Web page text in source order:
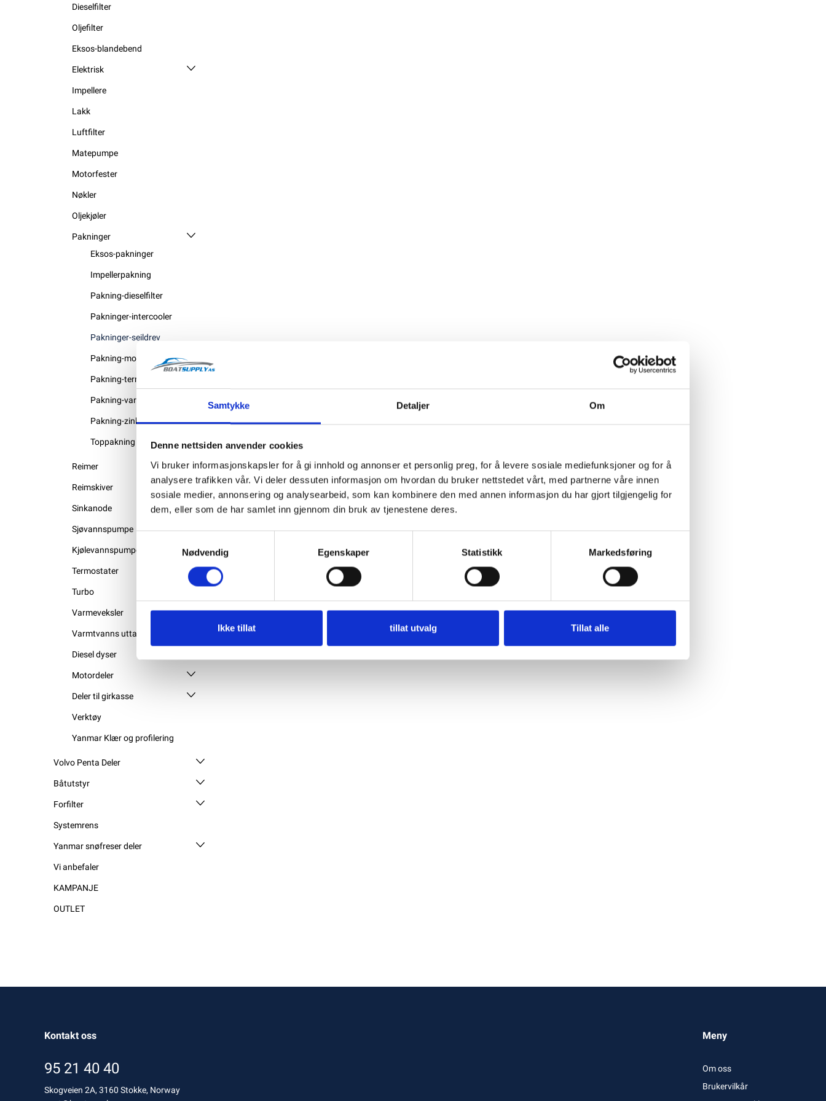
Samtykke Detaljer Om
Denne nettsiden anvender cookies
Vi bruker informasjonskapsler for å gi innhold og annonser et personlig preg, for å levere sosiale mediefunksjoner og for å
analysere trafikken vår. Vi deler dessuten informasjon om hvordan du bruker nettstedet vårt, med partnerne våre innen
sosiale medier, annonsering og analysearbeid, som kan kombinere den med annen informasjon du har gjort tilgjengelig for
dem, eller som de har samlet inn gjennom din bruk av tjenestene deres.
Nødvendig
Egenskaper Statistikk Markedsføring
Ikke tillat tillat utvalg Tillat alle
Dieselfilter
Oljefilter
Eksos-blandebend
Elektrisk
Impellere
Lakk
Luftfilter
Matepumpe
Motorfester
Nøkler
Oljekjøler
Pakninger
Eksos-pakninger
Impellerpakning
Pakning-dieselfilter
Pakninger-intercooler
Pakninger-seildrev
Pakning-motor
Pakning-termostat
Pakning-varmeveksler
Pakning-zink
Toppakning
Reimer
Reimskiver
Sinkanode
Sjøvannspumpe
Kjølevannspumpe
Termostater
Turbo
Varmeveksler
Varmtvanns uttak
Diesel dyser
Motordeler
Deler til girkasse
Verktøy
Yanmar Klær og profilering
Volvo Penta Deler
Båtutstyr
Forfilter
Systemrens
Yanmar snøfreser deler
Vi anbefaler
KAMPANJE
OUTLET
Kontakt oss
95 21 40 40
Skogveien 2A, 3160 Stokke, Norway
Meny
Om oss
Brukervilkår